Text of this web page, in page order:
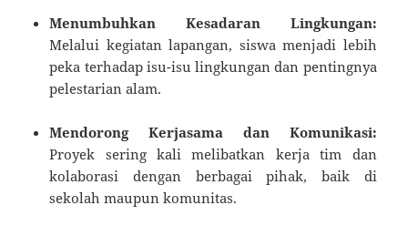
Menumbuhkan Kesadaran Lingkungan:
Melalui kegiatan lapangan, siswa menjadi lebih
peka terhadap isu-isu lingkungan dan pentingnya
pelestarian alam.
Mendorong Kerjasama dan Komunikasi:
Proyek sering kali melibatkan kerja tim dan
kolaborasi dengan berbagai pihak, baik di
sekolah maupun komunitas.